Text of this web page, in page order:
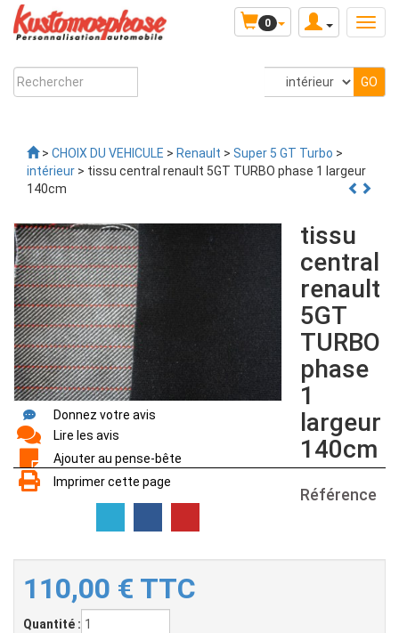
0
> CHOIX DU VEHICULE > Renault > Super 5 GT Turbo >
intérieur > tissu central renault 5GT TURBO phase 1 largeur
140cm
Donnez votre avis
Lire les avis
Ajouter au pense-bête
Imprimer cette page
tissu
central
renault
5GT
TURBO
phase
1
largeur
140cm
110,00 € TTC
Quantité :
Référence